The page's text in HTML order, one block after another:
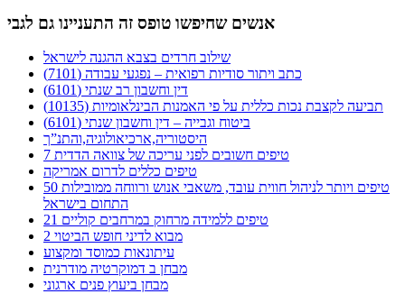
אנשים שחיפשו טופס זה התעניינו גם לגבי
שילוב חרדים בצבא ההגנה לישראל
כתב ויתור סודיות רפואית – נפגעי עבודה (7101)
דין וחשבון רב שנתי (6101)
תביעה לקצבת נכות כללית על פי האמנות הבינלאומיות (10135)
ביטוח וגבייה – דין וחשבון שנתי (6101)
היסטוריה,ארכיאולוגיה,והתנ”ך
7 טיפים חשובים לפני עריכה של צוואה הדדית
טיפים כללים לדרום אמריקה
50 טיפים ויותר לניהול חווית עובד, משאבי אנוש ורווחה ממובילות
התחום בישראל
21 טיפים ללמידה מרחוק במרחבים קוליים
מבוא לדיני חופש הביטוי 2
עיתונאות כמוסד ומקצוע
מבחן ב דמוקרטיה מודרנית
מבחן ביעוץ פנים ארגוני